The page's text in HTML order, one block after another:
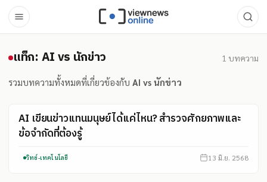
แท็ก: AI vs นักข่าว
แท็ก: AI vs นักข่าว 1 บทความ
รวมบทความทั้งหมดที่เกี่ยวข้องกับ AI vs นักข่าว
AI เขียนข่าวแทนมนุษย์ได้แค่ไหน? สำรวจศักยภาพและ
ข้อจำกัดที่ต้องรู้
วิทย์-เทคโนโลยี 13 มิ.ย. 2568